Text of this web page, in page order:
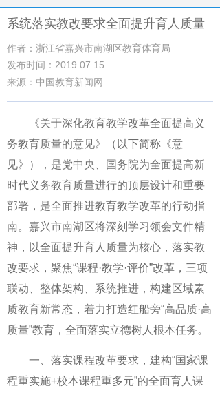
系统落实教改要求全面提升育人质量
作者：浙江省嘉兴市南湖区教育体育局
发布时间：2019.07.15
来源：中国教育新闻网
《关于深化教育教学改革全面提高义
务教育质量的意见》（以下简称《意
见》），是党中央、国务院为全面提高新
时代义务教育质量进行的顶层设计和重要
部署，是全面推进教育教学改革的行动指
南。嘉兴市南湖区将深刻学习领会文件精
神，以全面提升育人质量为核心，落实教
改要求，聚焦“课程·教学·评价”改革，三项
联动、整体架构、系统推进，构建区域素
质教育新常态，着力打造红船旁“高品质·高
质量”教育，全面落实立德树人根本任务。
一、落实课程改革要求，建构“国家课
程重实施+校本课程重多元”的全面育人课